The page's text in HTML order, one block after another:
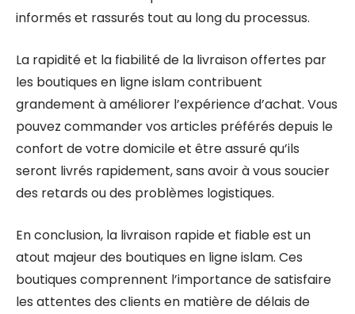
informés et rassurés tout au long du processus.
La rapidité et la fiabilité de la livraison offertes par
les boutiques en ligne islam contribuent
grandement à améliorer l’expérience d’achat. Vous
pouvez commander vos articles préférés depuis le
confort de votre domicile et être assuré qu’ils
seront livrés rapidement, sans avoir à vous soucier
des retards ou des problèmes logistiques.
En conclusion, la livraison rapide et fiable est un
atout majeur des boutiques en ligne islam. Ces
boutiques comprennent l’importance de satisfaire
les attentes des clients en matière de délais de